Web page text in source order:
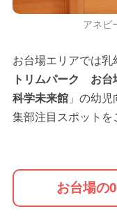
アネビ
お台場エリアでは乳
トリムパーク お台
科学未来館」の幼児
集部注目スポットを
お台場の